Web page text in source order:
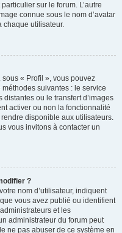
sur le forum. L’autre
connue sous le nom d’avatar
chaque utilisateur.
« Profil », vous pouvez
suivantes : le service
distantes ou le transfert d’images
activer ou non la fonctionnalité
disponible aux utilisateurs.
vous invitons à contacter un
?
nom d’utilisateur, indiquent
vous avez publié ou identifient
et les
administrateur du forum peut
ne pas abuser de ce système en